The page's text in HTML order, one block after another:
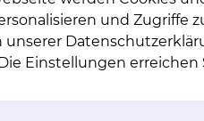
Grau­em
Der
und Zugriffe
unserer
Einstellungen